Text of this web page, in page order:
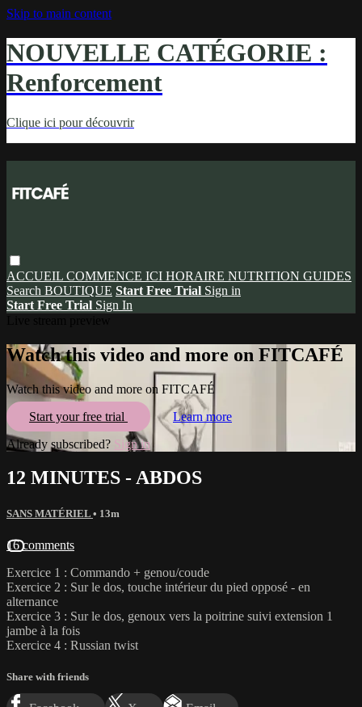
Skip to main content
NOUVELLE CATÉGORIE :
Renforcement
Clique ici pour découvrir
ACCUEIL COMMENCE ICI HORAIRE NUTRITION GUIDES
Search BOUTIQUE Start Free Trial Sign in
Start Free Trial Sign In
Watch this video and more on FITCAFÉ
Watch this video and more on FITCAFÉ
Start your free trial
Learn more
Already subscribed? Sign in
12 MINUTES - ABDOS
SANS MATÉRIEL • 13m
16 comments
Exercice 1 : Commando + genou/coude
Exercice 2 : Sur le dos, touche intérieur du pied opposé - en
alternance
Exercice 3 : Sur le dos, genoux vers la poitrine suivi extension 1
jambe à la fois
Exercice 4 : Russian twist
Share with friends